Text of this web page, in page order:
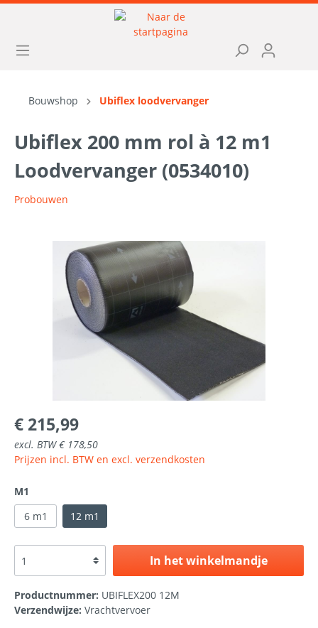
Bouwshop Ubiflex loodvervanger
Ubiflex 200 mm rol à 12 m1
Loodvervanger (0534010)
Probouwen
€ 215,99
excl. BTW € 178,50
Prijzen incl. BTW en excl. verzendkosten
M1
6 m1
12 m1
In het winkelmandje
Productnummer: UBIFLEX200 12M
Verzendwijze: Vrachtvervoer